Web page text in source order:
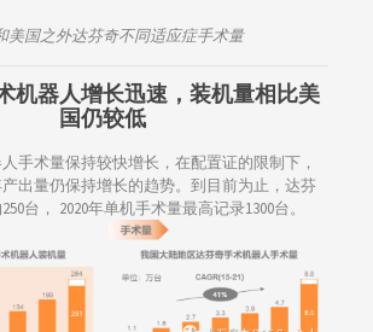
美国之外达芬奇不同适应症手术量
机器人增长迅速，装机量相比美
国仍较低
手术量保持较快增长，在配置证的限制下，
出量仍保持增长的趋势。到目前为止，达芬
台， 2020年单机手术量最高记录1300台。